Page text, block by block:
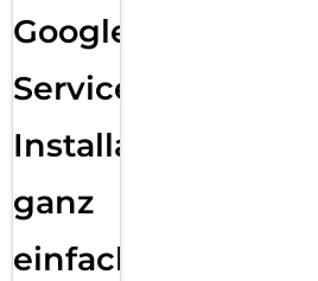
Google
Services
Installation
ganz
einfach